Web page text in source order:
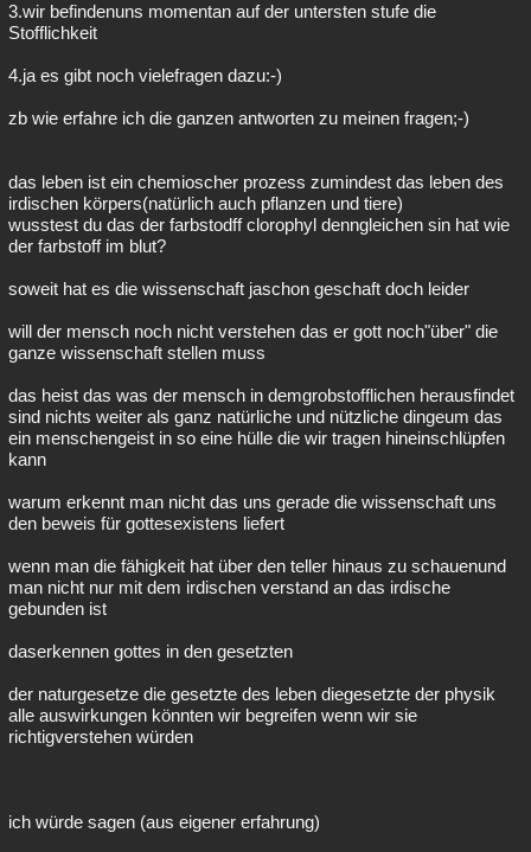
3.wir befindenuns momentan auf der untersten stufe die
Stofflichkeit
4.ja es gibt noch vielefragen dazu:-)
zb wie erfahre ich die ganzen antworten zu meinen fragen;-)
das leben ist ein chemioscher prozess zumindest das leben des
irdischen körpers(natürlich auch pflanzen und tiere)
wusstest du das der farbstodff clorophyl denngleichen sin hat wie
der farbstoff im blut?
soweit hat es die wissenschaft jaschon geschaft doch leider
will der mensch noch nicht verstehen das er gott noch"über" die
ganze wissenschaft stellen muss
das heist das was der mensch in demgrobstofflichen herausfindet
sind nichts weiter als ganz natürliche und nützliche dingeum das
ein menschengeist in so eine hülle die wir tragen hineinschlüpfen
kann
warum erkennt man nicht das uns gerade die wissenschaft uns
den beweis für gottesexistens liefert
wenn man die fähigkeit hat über den teller hinaus zu schauenund
man nicht nur mit dem irdischen verstand an das irdische
gebunden ist
daserkennen gottes in den gesetzten
der naturgesetze die gesetzte des leben diegesetzte der physik
alle auswirkungen könnten wir begreifen wenn wir sie
richtigverstehen würden
ich würde sagen (aus eigener erfahrung)